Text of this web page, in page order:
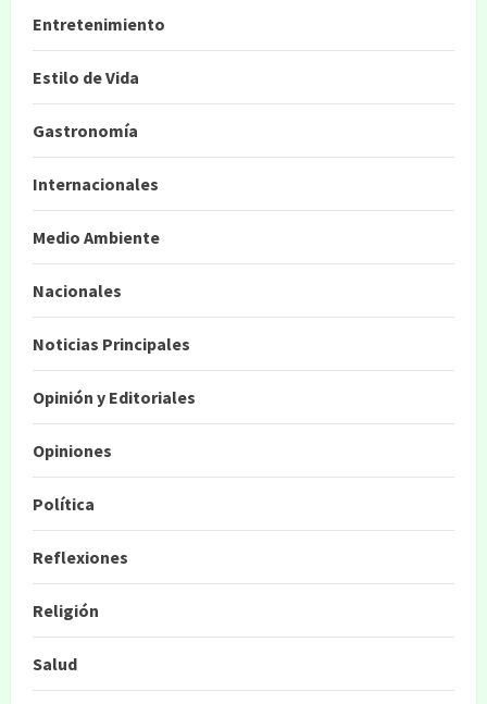
Entretenimiento
Estilo de Vida
Gastronomía
Internacionales
Medio Ambiente
Nacionales
Noticias Principales
Opinión y Editoriales
Opiniones
Política
Reflexiones
Religión
Salud